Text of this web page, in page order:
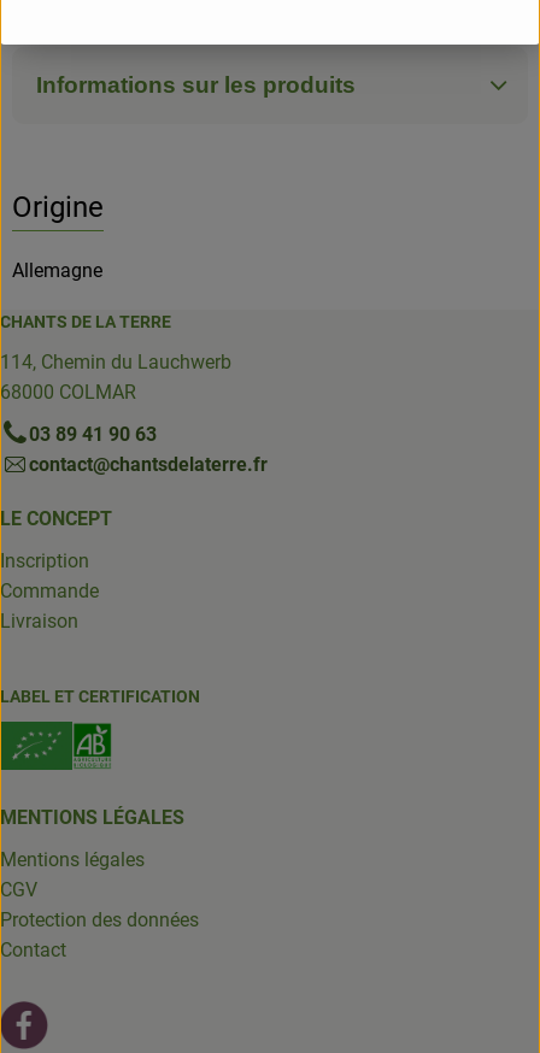
Informations sur les produits
Origine
Allemagne
CHANTS DE LA TERRE
114, Chemin du Lauchwerb
68000 COLMAR
03 89 41 90 63
contact@chantsdelaterre.fr
LE CONCEPT
Inscription
Commande
Livraison
LABEL ET CERTIFICATION
MENTIONS LÉGALES
Mentions légales
CGV
Protection des données
Contact